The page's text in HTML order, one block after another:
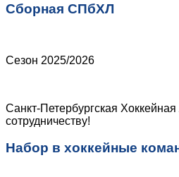
Сборная СПбХЛ
Сезон 2025/2026
Санкт-Петербургская
сотрудничеству!
Набор в хоккейные